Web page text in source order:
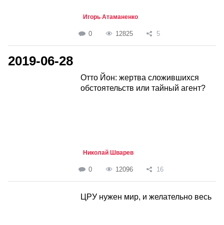
Игорь Атаманенко
0 12825 5
2019-06-28
Отто Йон: жертва сложившихся
обстоятельств или тайный агент?
Николай Шварев
0 12096 16
ЦРУ нужен мир, и желательно весь